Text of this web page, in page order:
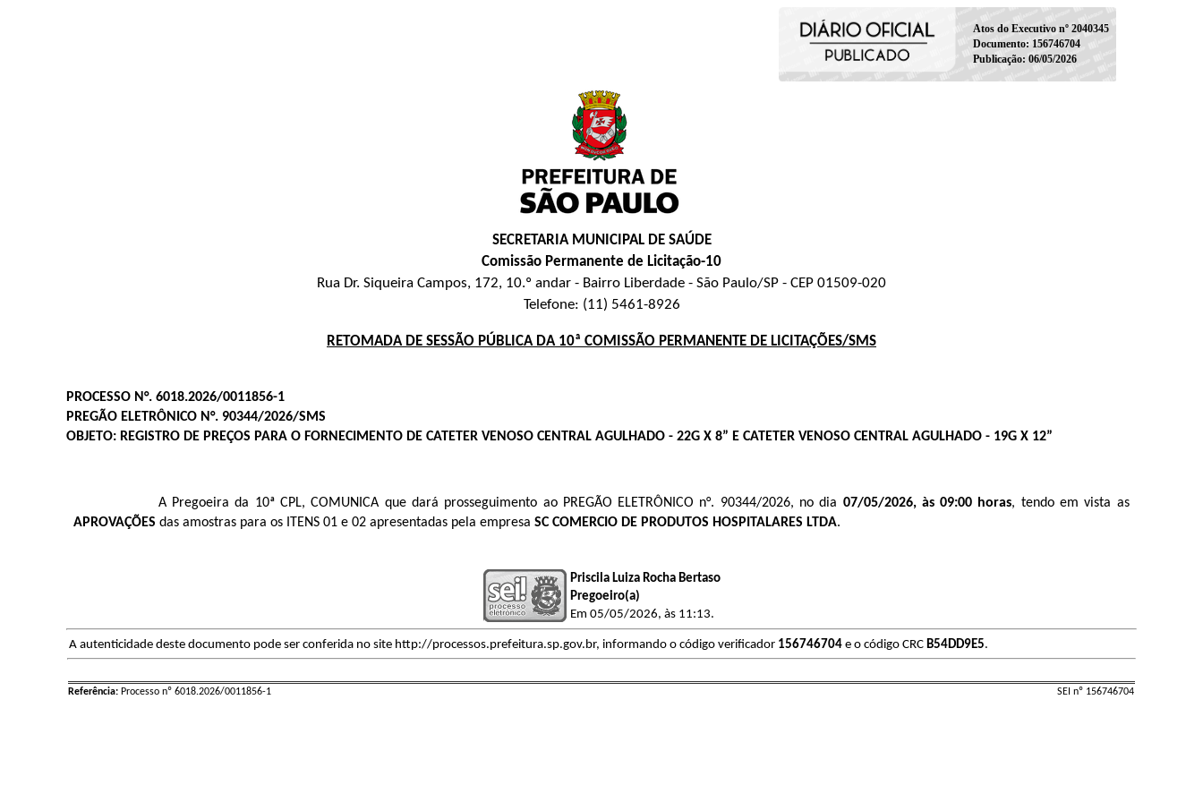
Atos do Executivo nº 2040345
Documento: 156746704
Publicação: 06/05/2026
SECRETARIA MUNICIPAL DE SAÚDE
Comissão Permanente de Licitação-10
Rua Dr. Siqueira Campos, 172, 10.º andar - Bairro Liberdade - São Paulo/SP - CEP 01509-020
Telefone: (11) 5461-8926
RETOMADA DE SESSÃO PÚBLICA DA 10ª COMISSÃO PERMANENTE DE LICITAÇÕES/SMS
PROCESSO N°. 6018.2026/0011856-1
PREGÃO ELETRÔNICO N°. 90344/2026/SMS
OBJETO: REGISTRO DE PREÇOS PARA O FORNECIMENTO DE CATETER VENOSO CENTRAL AGULHADO - 22G X 8” E CATETER VENOSO CENTRAL AGULHADO - 19G X 12”
A Pregoeira da 10ª CPL, COMUNICA que dará prosseguimento ao PREGÃO ELETRÔNICO n°. 90344/2026, no dia 07/05/2026, às 09:00 horas, tendo em vista as
APROVAÇÕES das amostras para os ITENS 01 e 02 apresentadas pela empresaSC COMERCIO DE PRODUTOS HOSPITALARES LTDA.
Priscila Luiza Rocha Bertaso
Pregoeiro(a)
Em 05/05/2026, às 11:13.
A autenticidade deste documento pode ser conferida no site http://processos.prefeitura.sp.gov.br, informando o código verificador 156746704 e o código CRCB54DD9E5.
Referência: Processo nº 6018.2026/0011856-1 SEI nº 156746704